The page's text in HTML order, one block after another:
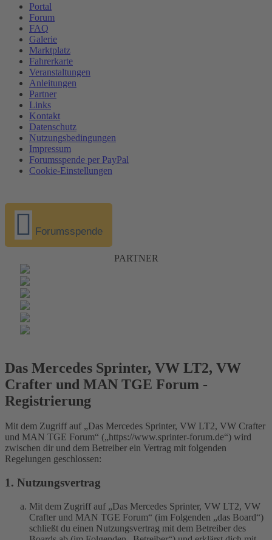
Portal
Forum
FAQ
Galerie
Marktplatz
Fahrerkarte
Veranstaltungen
Anleitungen
Partner
Links
Kontakt
Datenschutz
Nutzungsbedingungen
Impressum
Forumsspende per PayPal
Cookie-Einstellungen
Forumsspende
PARTNER
Das Mercedes Sprinter, VW LT2, VW
Crafter und MAN TGE Forum -
Registrierung
Mit dem Zugriff auf „Das Mercedes Sprinter, VW LT2, VW Crafter
und MAN TGE Forum“ („https://www.sprinter-forum.de“) wird
zwischen dir und dem Betreiber ein Vertrag mit folgenden
Regelungen geschlossen:
1. Nutzungsvertrag
Mit dem Zugriff auf „Das Mercedes Sprinter, VW LT2, VW
Crafter und MAN TGE Forum“ (im Folgenden „das Board“)
schließt du einen Nutzungsvertrag mit dem Betreiber des